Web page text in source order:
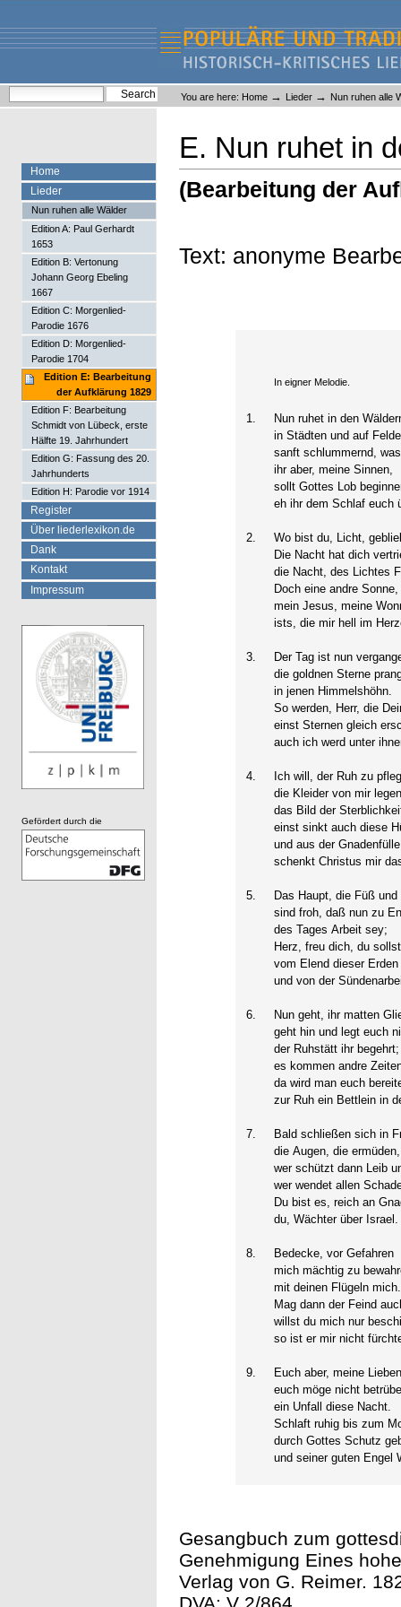
content.
navigation
Liederlexikon
Personal
tools
You are here: Home → Lieder → Nun ruhen alle
E. Nun ruhet in
(Bearbeitung der
Text: anonyme
In eigner Melodie.
1.
Nun ruhet in den
in Städten und auf
sanft schlummernd,
ihr aber, meine Sinnen,
sollt Gottes Lob
eh ihr dem Schlaf euch
2.
Wo bist du, Licht,
Die Nacht hat dich
die Nacht, des Lichtes
Doch eine andre Sonne,
mein Jesus, meine
ists, die mir hell im
3.
Der Tag ist nun
die goldnen Sterne
in jenen Himmelshöhn.
So werden, Herr, die
einst Sternen gleich
auch ich werd unter
4.
Ich will, der Ruh zu
die Kleider von mir
das Bild der
einst sinkt auch diese
und aus der Gnadenfülle
schenkt Christus mir
5.
Das Haupt, die Füß und
sind froh, daß nun zu
des Tages Arbeit sey;
Herz, freu dich, du
vom Elend dieser Erden
und von der
6.
Nun geht, ihr matten
geht hin und legt euch
der Ruhstätt ihr begehrt;
es kommen andre
da wird man euch
zur Ruh ein Bettlein in
7.
Bald schließen sich in
die Augen, die ermüden,
wer schützt dann Leib
wer wendet allen
Du bist es, reich an
du, Wächter über Israel.
8.
Bedecke, vor Gefahren
mich mächtig zu
mit deinen Flügeln mich.
Mag dann der Feind
willst du mich nur
so ist er mir nicht
9.
Euch aber, meine
euch möge nicht
ein Unfall diese Nacht.
Schlaft ruhig bis zum
durch Gottes Schutz
und seiner guten Engel
Gesangbuch zum
Genehmigung Eines
Verlag von G. Reimer.
Home
Lieder
Nun ruhen alle Wälder
Edition A: Paul Gerhardt
1653
Edition B: Vertonung
Johann Georg Ebeling
1667
Edition C: Morgenlied-
Parodie 1676
Edition D: Morgenlied-
Parodie 1704
Edition E: Bearbeitung
der Aufklärung 1829
Edition F: Bearbeitung
Schmidt von Lübeck, erste
Hälfte 19. Jahrhundert
Edition G: Fassung des 20.
Jahrhunderts
Edition H: Parodie vor 1914
Register
Über liederlexikon.de
Dank
Kontakt
Impressum
Gefördert durch die